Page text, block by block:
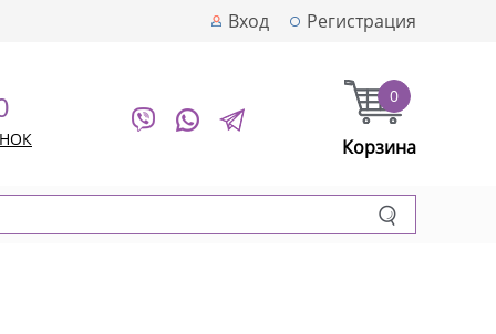
Вход Регистрация
0
Корзина